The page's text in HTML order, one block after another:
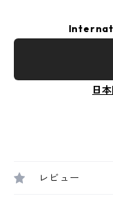
日
レビュー